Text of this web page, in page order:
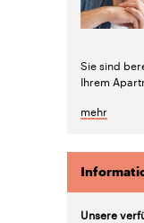
Sie sind
Ihrem
mehr
Unsere